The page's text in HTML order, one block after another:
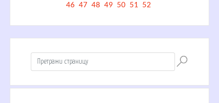
46 47 48 49 50 51 52